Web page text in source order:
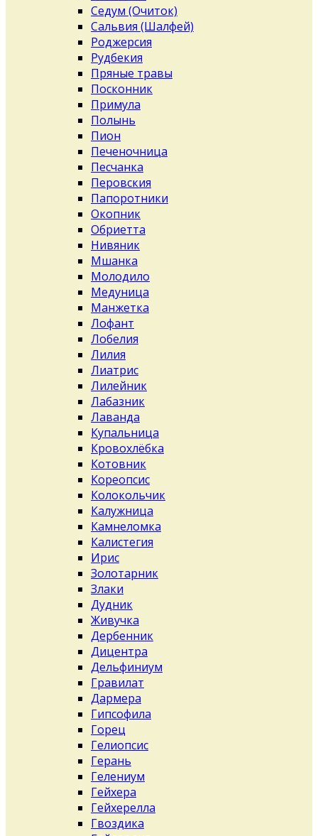
Седум (Очиток)
Сальвия (Шалфей)
Роджерсия
Рудбекия
Пряные травы
Посконник
Примула
Полынь
Пион
Печеночница
Песчанка
Перовския
Папоротники
Окопник
Обриетта
Нивяник
Мшанка
Молодило
Медуница
Манжетка
Лофант
Лобелия
Лилия
Лиатрис
Лилейник
Лабазник
Лаванда
Купальница
Кровохлёбка
Котовник
Кореопсис
Колокольчик
Калужница
Камнеломка
Калистегия
Ирис
Золотарник
Злаки
Дудник
Живучка
Дербенник
Дицентра
Дельфиниум
Гравилат
Дармера
Гипсофила
Горец
Гелиопсис
Герань
Гелениум
Гейхера
Гейхерелла
Гвоздика